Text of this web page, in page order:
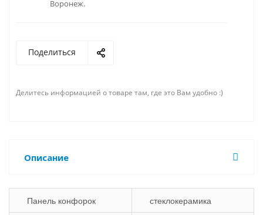
Воронеж.
Поделиться
Делитесь информацией о товаре там, где это Вам удобно :)
Описание
Панель конфорок стеклокерамика